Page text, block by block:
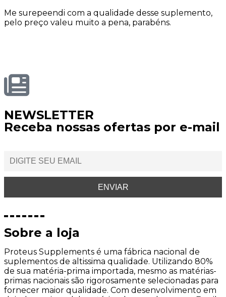
Me surepeendi com a qualidade desse suplemento,
pelo preço valeu muito a pena, parabéns.
NEWSLETTER
Receba nossas ofertas por e-mail
Sobre a loja
Proteus Supplements é uma fábrica nacional de
suplementos de altissima qualidade. Utilizando 80%
de sua matéria-prima importada, mesmo as matérias-
primas nacionais são rigorosamente selecionadas para
fornecer maior qualidade. Com desenvolvimento em